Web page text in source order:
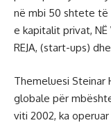
në mbi 50 shtete të
e kapitalit privat, NË
REJA, (start-ups)
Themeluesi Steinar
globale për
viti 2002, ka